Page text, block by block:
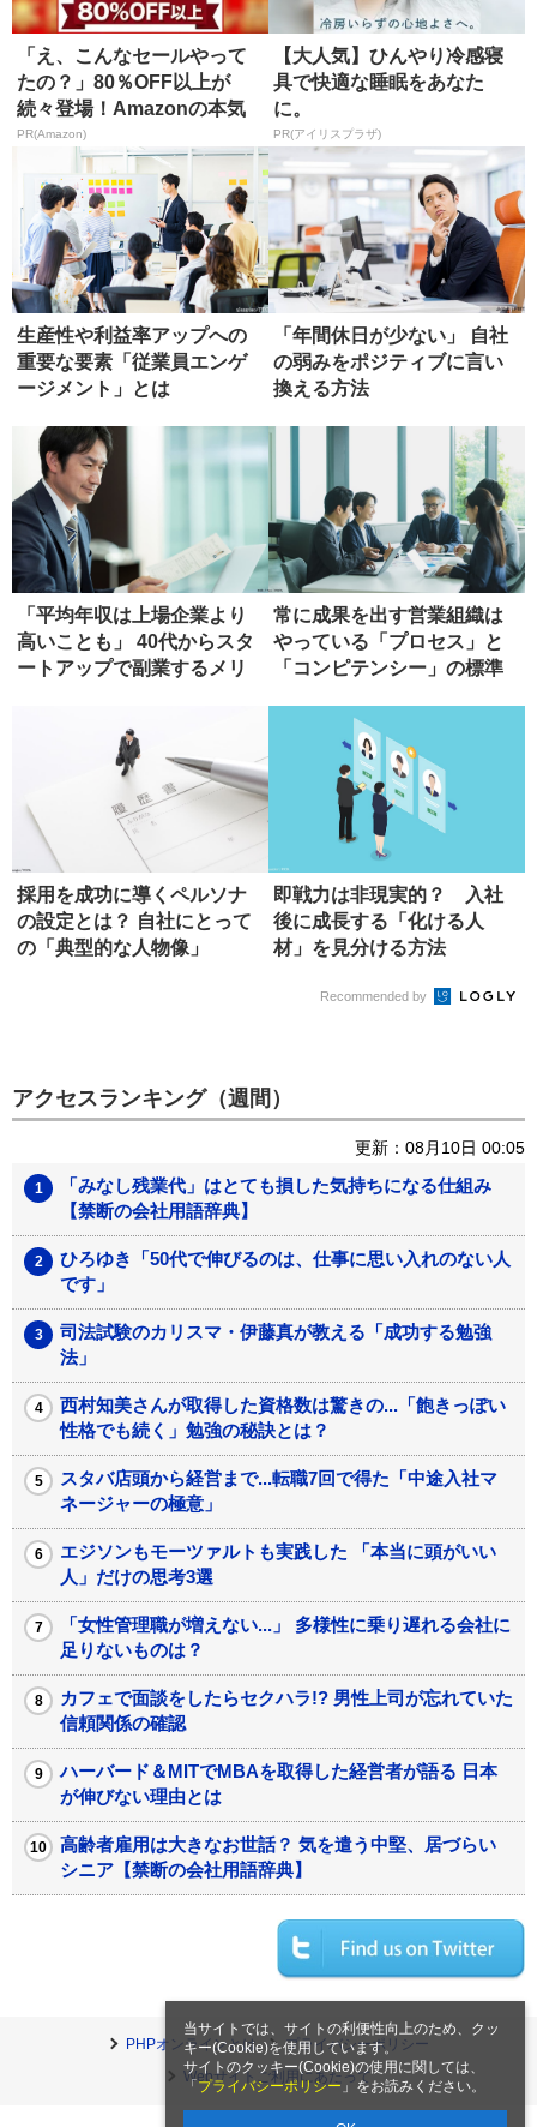
当サイトでは、サイトの利便性向上のため、クッ
キー(Cookie)を使用しています。
サイトのクッキー(Cookie)の使用に関しては、
「 プライバシーポリシー 」をお読みください。
「え、こんなセールやって
たの？」80％OFF以上が
続々登場！Amazonの本気
が...
PR(Amazon)
【大人気】ひんやり冷感寝
具で快適な睡眠をあなた
に。
PR(アイリスプラザ)
生産性や利益率アップへの
重要な要素「従業員エンゲ
ージメント」とは
「年間休日が少ない」 自社
の弱みをポジティブに言い
換える方法
「平均年収は上場企業より
高いことも」 40代からスタ
ートアップで副業するメリ
常に成果を出す営業組織は
やっている「プロセス」と
「コンピテンシー」の標準
採用を成功に導くペルソナ
の設定とは？ 自社にとって
の「典型的な人物像」
即戦力は非現実的？ 入社
後に成長する「化ける人
材」を見分ける方法
Recommended by
アクセスランキング（週間）
更新：08月10日 00:05
「みなし残業代」はとても損した気持ちになる仕組み
【禁断の会社用語辞典】
ひろゆき「50代で伸びるのは、仕事に思い入れのない人
です」
司法試験のカリスマ・伊藤真が教える「成功する勉強
法」
西村知美さんが取得した資格数は驚きの...「飽きっぽい
性格でも続く」勉強の秘訣とは？
スタバ店頭から経営まで...転職7回で得た「中途入社マ
ネージャーの極意」
エジソンもモーツァルトも実践した 「本当に頭がいい
人」だけの思考3選
「女性管理職が増えない...」 多様性に乗り遅れる会社に
足りないものは？
カフェで面談をしたらセクハラ!? 男性上司が忘れていた
信頼関係の確認
ハーバード＆MITでMBAを取得した経営者が語る 日本
が伸びない理由とは
高齢者雇用は大きなお世話？ 気を遣う中堅、居づらい
シニア【禁断の会社用語辞典】
PHPオンラインとは
プライバシーポリシー
Webサイトご利用にあたって